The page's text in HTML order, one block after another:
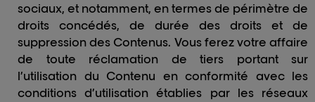
sociaux, et notamment, en termes de périmètre de
droits concédés, de durée des droits et de
suppression des Contenus. Vous ferez votre affaire
de toute réclamation de tiers portant sur
l’utilisation du Contenu en conformité avec les
conditions d’utilisation établies par les réseaux